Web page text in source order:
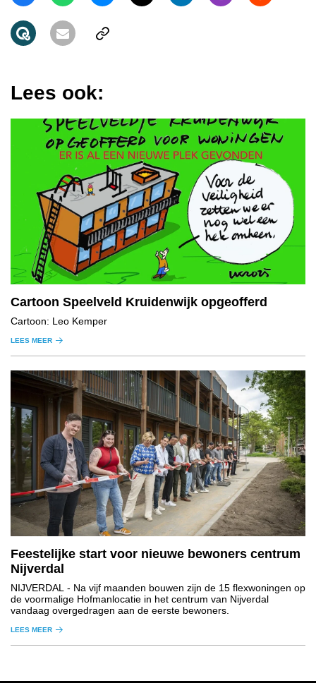
Lees ook:
Cartoon Speelveld Kruidenwijk opgeofferd
Cartoon: Leo Kemper
LEES MEER
Feestelijke start voor nieuwe bewoners centrum
Nijverdal
NIJVERDAL - Na vijf maanden bouwen zijn de 15 flexwoningen op
de voormalige Hofmanlocatie in het centrum van Nijverdal
vandaag overgedragen aan de eerste bewoners.
LEES MEER